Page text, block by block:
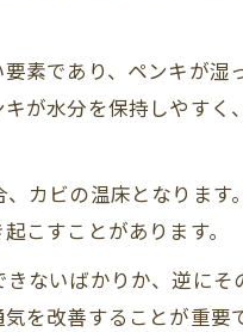
素であり、ペンキが湿
が水分を保持しやすく
カビの温床となります
こすことがあります。
ないばかりか、逆に
を改善することが重要で